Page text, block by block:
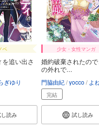
ベ
追い出さ
ぎゆり
読み
少女・女性マンガ
婚約破棄されたの
の外れで...
門脇由紀 yocco よ
完結
試し読み